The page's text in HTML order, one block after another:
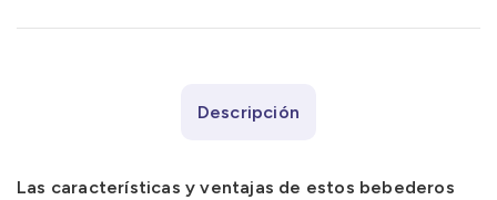
Descripción
Las características y ventajas de estos bebederos